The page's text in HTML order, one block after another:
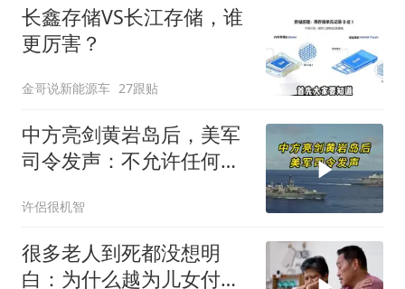
长鑫存储VS长江存储，谁
更厉害？
金哥说新能源车 27跟贴
中方亮剑黄岩岛后，美军
司令发声：不允许任何国
许侶很机智
很多老人到死都没想明
白：为什么越为儿女付